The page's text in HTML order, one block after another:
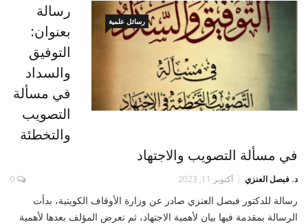
رسائل علمية
رسالة
بعنوان:
التوفيق
والسداد
في مسألة
التصويب
والتخطئة
في مسألة التصويب والاجتهاد
د. فبصل العنزي أكتوبر 11, 2023 0
رسالة للدكتور فبصل العنزي صادر عن وزارة الأوقاف الكويتية، بدأت
الرسالة بمقدمة فيها بيان لأهمية الاجتهاد، ثم تعرض المؤلف بعدها لأهمية